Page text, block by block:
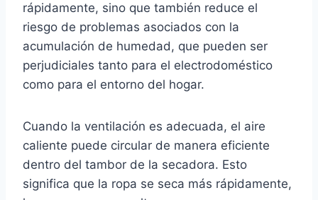
rápidamente, sino que también reduce el
riesgo de problemas asociados con la
acumulación de humedad, que pueden ser
perjudiciales tanto para el electrodoméstico
como para el entorno del hogar.
Cuando la ventilación es adecuada, el aire
caliente puede circular de manera eficiente
dentro del tambor de la secadora. Esto
significa que la ropa se seca más rápidamente,